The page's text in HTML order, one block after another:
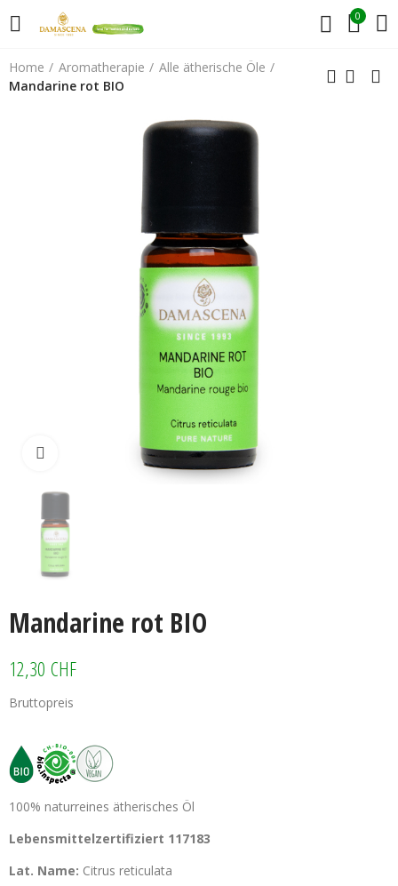
0
Home Aromatherapie
Alle ätherische Öle
Mandarine rot BIO
Klicken zum vergrössern
Mandarine rot BIO
12,30 CHF
Bruttopreis
100% naturreines ätherisches Öl
Lebensmittelzertifiziert 117183
Lat. Name: Citrus reticulata